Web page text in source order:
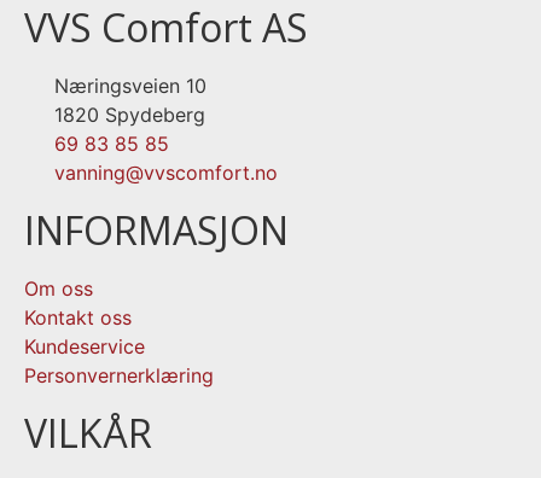
VVS Comfort AS
Næringsveien 10
1820 Spydeberg
69 83 85 85
vanning@vvscomfort.no
INFORMASJON
Om oss
Kontakt oss
Kundeservice
Personvernerklæring
VILKÅR